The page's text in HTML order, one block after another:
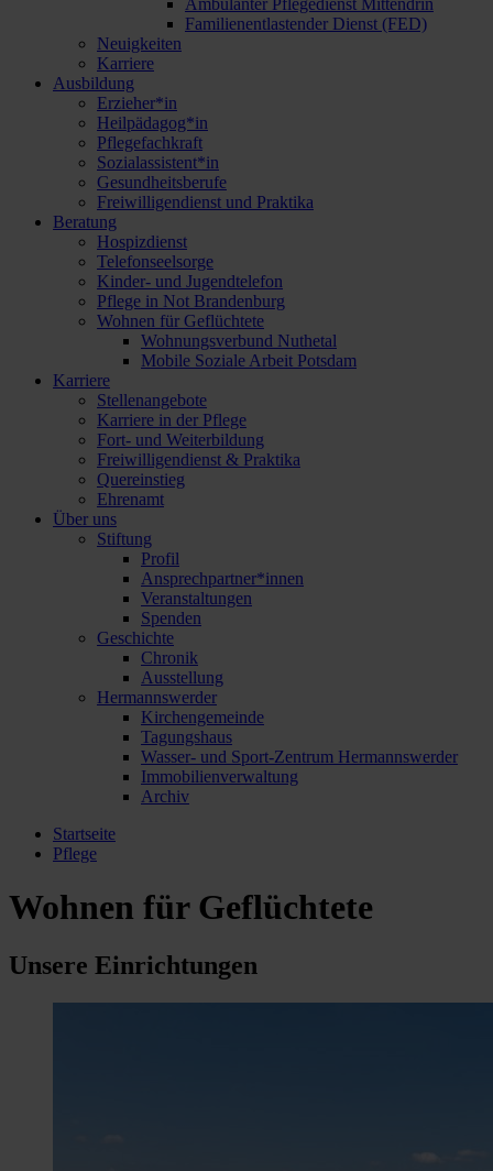
Familienentlastender Dienst (FED)
Neuigkeiten
Karriere
Ausbildung
Erzieher*in
Heilpädagog*in
Pflegefachkraft
Sozialassistent*in
Gesundheitsberufe
Freiwilligendienst und Praktika
Beratung
Hospizdienst
Telefonseelsorge
Kinder- und Jugendtelefon
Pflege in Not Brandenburg
Wohnen für Geflüchtete
Wohnungsverbund Nuthetal
Mobile Soziale Arbeit Potsdam
Karriere
Stellenangebote
Karriere in der Pflege
Fort- und Weiterbildung
Freiwilligendienst & Praktika
Quereinstieg
Ehrenamt
Über uns
Stiftung
Profil
Ansprechpartner*innen
Veranstaltungen
Spenden
Geschichte
Chronik
Ausstellung
Hermannswerder
Kirchengemeinde
Tagungshaus
Wasser- und Sport-Zentrum Hermannswerder
Immobilienverwaltung
Archiv
Startseite
Pflege
Wohnen für Geflüchtete
Unsere Einrichtungen